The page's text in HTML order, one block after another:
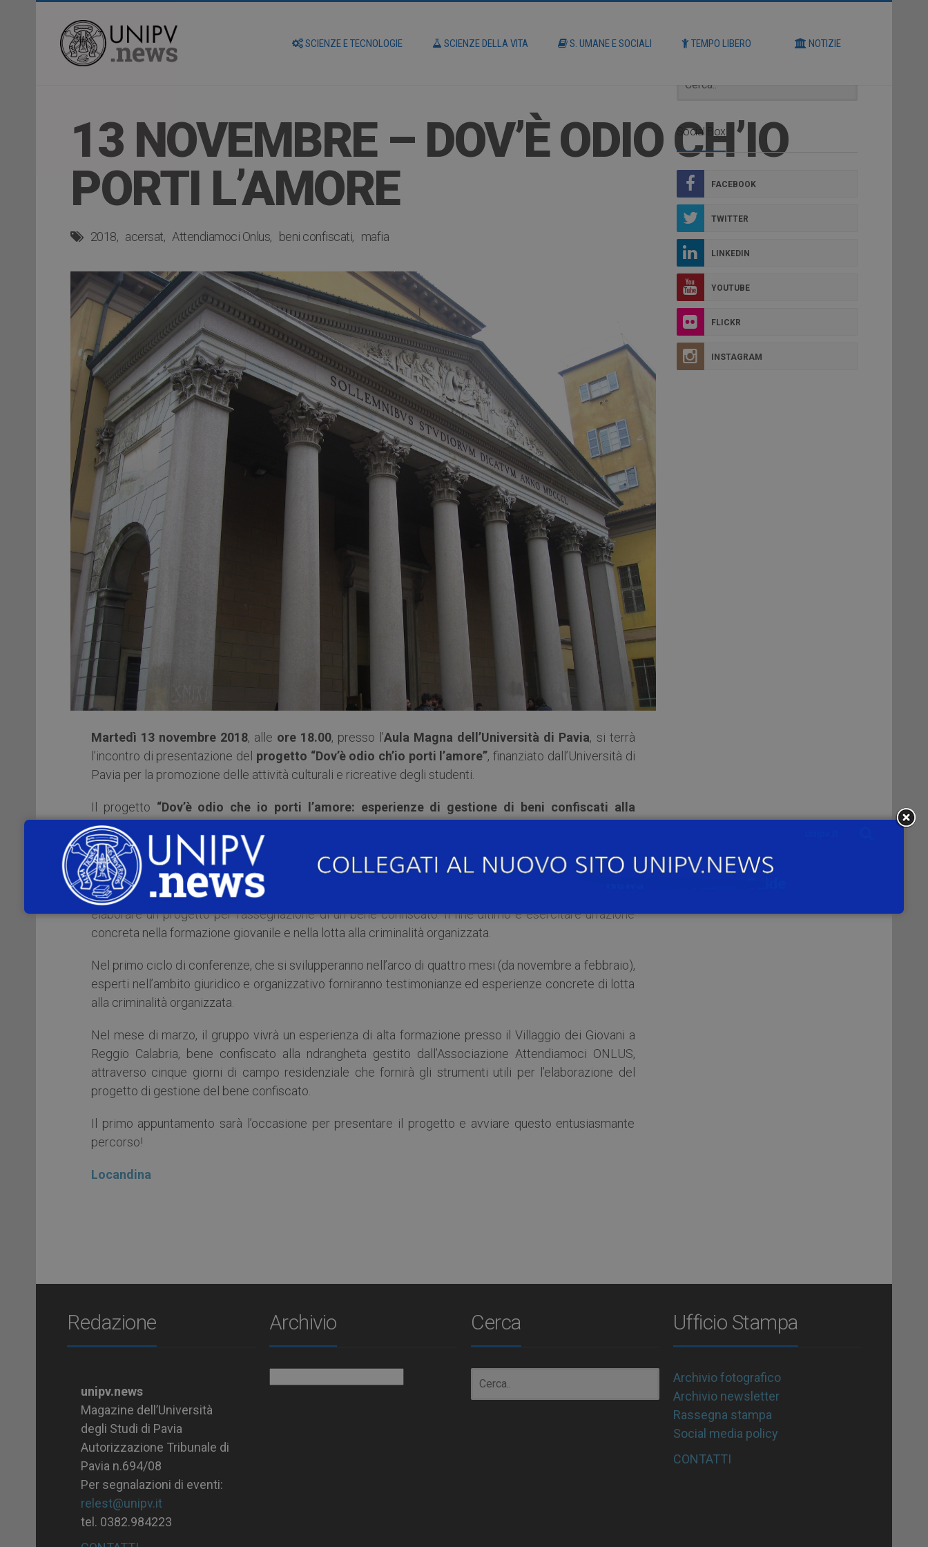
SCIENZE E TECNOLOGIE SCIENZE DELLA VITA S. UMANE E SOCIALI TEMPO LIBERO NOTIZIE
13 NOVEMBRE – DOV’È ODIO CH’IO
PORTI L’AMORE
2018 acersat Attendiamoci Onlus beni confiscati mafia
Martedì 13 novembre 2018, alle ore 18.00, presso l’Aula Magna dell’Università di Pavia, si terrà
l’incontro di presentazione del progetto “Dov’è odio ch’io porti l’amore”, finanziato dall’Università di
Pavia per la promozione delle attività culturali e ricreative degli studenti.
Il progetto “Dov’è odio che io porti l’amore: esperienze di gestione di beni confiscati alla
criminalità organizzata gestiti dagli universitari”
ONLUS Pavia in collaborazione con diversi Collegi dell’Università di Pavia, tra cui: Santa Caterina,
Cairoli e Cardano.
Il progetto ha l’obiettivo di creare un gruppo di studenti universitari che lavori durante l’anno al fine di
elaborare un progetto per l’assegnazione di un bene confiscato. Il fine ultimo è esercitare un’azione
concreta nella formazione giovanile e nella lotta alla criminalità organizzata.
Nel primo ciclo di conferenze, che si svilupperanno nell’arco di quattro mesi (da novembre a febbraio),
esperti nell’ambito giuridico e organizzativo forniranno testimonianze ed esperienze concrete di lotta
alla criminalità organizzata.
Nel mese di marzo, il gruppo vivrà un esperienza di alta formazione presso il Villaggio dei Giovani a
Reggio Calabria, bene confiscato alla ndrangheta gestito dall’Associazione Attendiamoci ONLUS,
attraverso cinque giorni di campo residenziale che fornirà gli strumenti utili per l’elaborazione del
progetto di gestione del bene confiscato.
Il primo appuntamento sarà l’occasione per presentare il progetto e avviare questo entusiasmante
percorso!
Locandina
Social Box
FACEBOOK
TWITTER
LINKEDIN
YOUTUBE
FLICKR
INSTAGRAM
Redazione
unipv.news
Magazine dell’Università
degli Studi di Pavia
Autorizzazione Tribunale di
Pavia n.694/08
Per segnalazioni di eventi:
relest@unipv.it
tel. 0382.984223
Archivio Cerca Ufficio Stampa
Archivio fotografico
Archivio newsletter
Rassegna stampa
Social media policy
CONTATTI